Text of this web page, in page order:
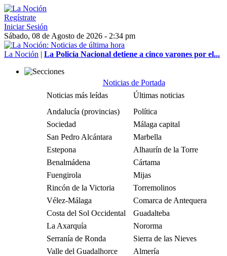
Regístrate
Iniciar Sesión
Sábado, 08 de Agosto de 2026 - 2:34 pm
La Noción | La Policía Nacional detiene a cinco varones por el...
Noticias de Portada
Noticias más leídas
Últimas noticias
Andalucía (provincias)
Política
Sociedad
Málaga capital
San Pedro Alcántara
Marbella
Estepona
Alhaurín de la Torre
Benalmádena
Cártama
Fuengirola
Mijas
Rincón de la Victoria
Torremolinos
Vélez-Málaga
Comarca de Antequera
Costa del Sol Occidental
Guadalteba
La Axarquía
Nororma
Serranía de Ronda
Sierra de las Nieves
Valle del Guadalhorce
Almería